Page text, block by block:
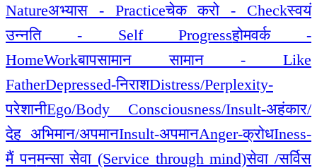
Natureअभ्यास - Practiceचेक करो - Checkस्वयं
उन्नति - Self Progressहोमवर्क -
HomeWorkबापसामान सामान - Like
FatherDepressed-निराशDistress/Perplexity-
परेशानीEgo/Body Consciousness/Insult-अहंकार/
देह अभिमान/अपमानInsult-अपमानAnger-क्रोधIness-
मैं पनमन्सा सेवा (Service through mind)सेवा /सर्विस